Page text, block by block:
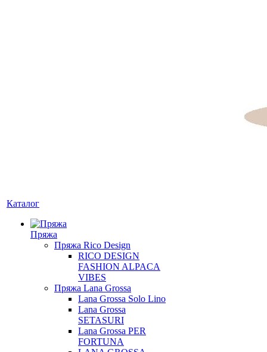
Каталог
Пряжа
Пряжа Rico Design
RICO DESIGN
FASHION ALPACA
VIBES
Пряжа Lana Grossa
Lana Grossa Solo Lino
Lana Grossa
SETASURI
Lana Grossa PER
FORTUNA